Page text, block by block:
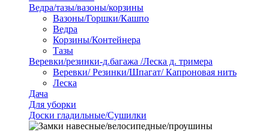
Ведра/тазы/вазоны/корзины
Вазоны/Горшки/Кашпо
Ведра
Корзины/Контейнера
Тазы
Веревки/резинки-д.багажа /Леска д. тримера
Веревки/ Резинки/Шпагат/ Капроновая нить
Леска
Дача
Для уборки
Доски гладильные/Сушилки